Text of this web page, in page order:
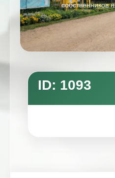
собственников
ID: 1093